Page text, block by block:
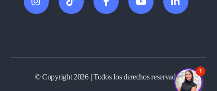
© Copyright 2026 | Todos los derechos reservados
1